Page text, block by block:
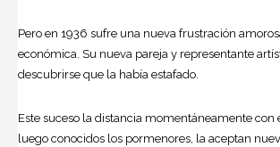
Pero en 1936 sufre una nueva frustración
económica. Su nueva pareja y representante
descubrirse que la había estafado.
Este suceso la distancia momentáneamente con
luego conocidos los pormenores, la aceptan